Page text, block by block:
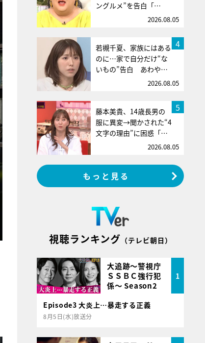
ングルメ”を告白「…
2026.08.05
4
若槻千夏、家族にはある
のに…家で自分だけ“な
いもの”告白 あわや…
2026.08.05
5
藤本美貴、14歳長男の
服に異変→聞かされた“4
文字の理由”に困惑「…
2026.08.05
もっと見る
視聴ランキング （テレビ朝日）
大追跡～警視庁
ＳＳＢＣ強行犯
係～ Season2
1
Episode3 大炎上…暴走する正義
8月5日(水)放送分